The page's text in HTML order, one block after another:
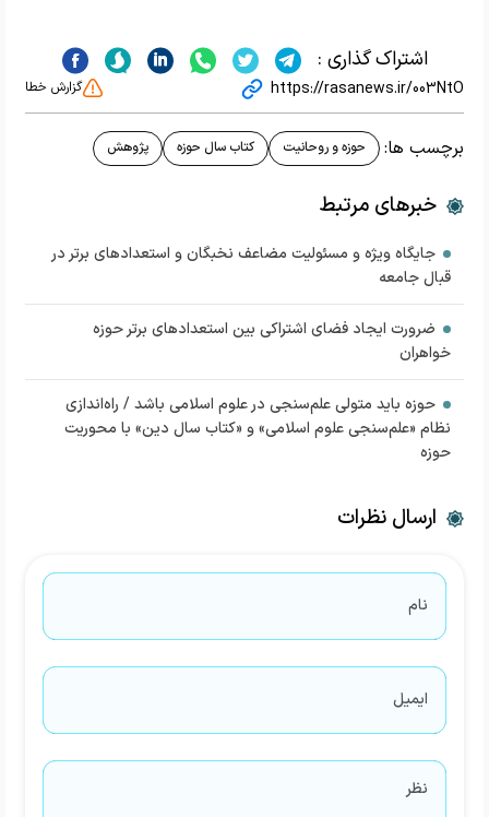
اشتراک گذاری :
https://rasanews.ir/003NtO گزارش خطا
برچسب ها: حوزه و روحانیت کتاب سال حوزه پژوهش
خبرهای مرتبط
جایگاه ویژه و مسئولیت مضاعف نخبگان و استعدادهای برتر در
قبال جامعه
ضرورت ایجاد فضای اشتراکی بین استعدادهای برتر حوزه‌
خواهران
حوزه باید متولی علم‌سنجی در علوم اسلامی باشد / راه‌اندازی
نظام «علم‌سنجی علوم اسلامی» و «کتاب سال دین» با محوریت
حوزه
ارسال نظرات